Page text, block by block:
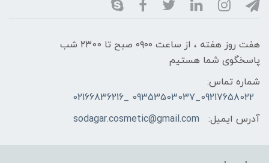
هفت روز هفته ، از ساعت ۰۹۰۰ صبح تا ۲۳00 شب
پاسخگوی شما هستیم
شماره تماس:
09217658022_09353503037 _02166836216
آدرس ایمیل:
sodagar.cosmetic@gmail.com